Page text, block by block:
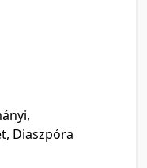
Diaszpóra